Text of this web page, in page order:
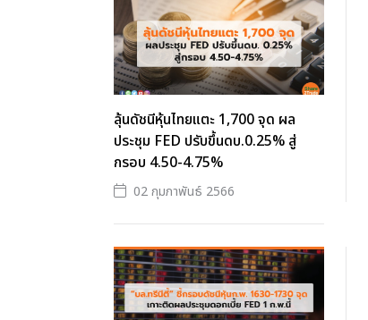
ลุ้นดัชนีหุ้นไทยแตะ 1,700 จุด ผล
ประชุม FED ปรับขึ้นดบ.0.25% สู่
กรอบ 4.50-4.75%
02 กุมภาพันธ์ 2566